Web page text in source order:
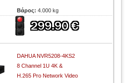
Βάρος:4.000 kg
DAHUA NVR5208-4KS2
8 Channel 1U 4K &
H.265 Pro Network Video